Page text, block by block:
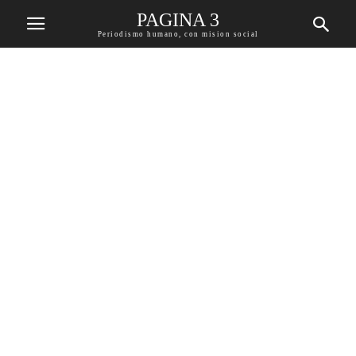
PAGINA 3
Periodismo humano, con mision social